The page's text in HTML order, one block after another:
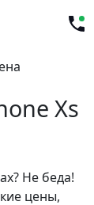
Xs
Не беда!
цены,